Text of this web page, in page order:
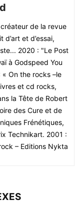
de la revue
et d’essai,
2020 : "Le Post
à Godspeed You
On the rocks –le
et cd rocks,
la Tête de Robert
des Cure et de
Frénétiques,
Technikart. 2001 :
– Editions Nykta